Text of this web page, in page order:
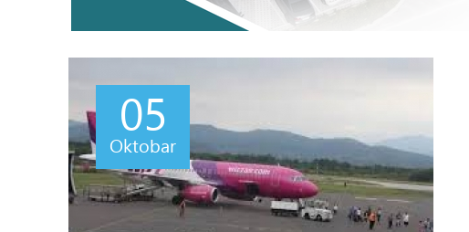
05
Oktobar